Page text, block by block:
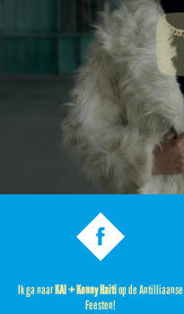
Ik ga naarKAI + Kenny Haitiop de Antilliaanse
Feesten!